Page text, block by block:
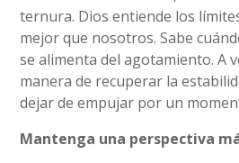
ternura. Dios entiende los
mejor que nosotros. Sabe
se alimenta del agotamiento. A
manera de recuperar la
dejar de empujar por un
Mantenga una perspectiva